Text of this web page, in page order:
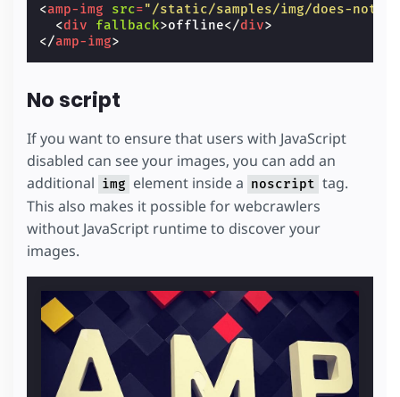
<amp-img src="/static/samples/img/does-not-
<div fallback>offline</div>
</amp-img>
No script
If you want to ensure that users with JavaScript
disabled can see your images, you can add an
additional img element inside a noscript tag.
This also makes it possible for webcrawlers
without JavaScript runtime to discover your
images.